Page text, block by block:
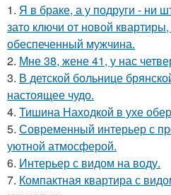
1. Я в браке, а у подруги - ни
зато ключи от новой
обеспеченный мужчина.
2. Мне 38, жене 41, у нас
3. В детской больнице
настоящее чудо.
4. Тишина Находкой в ухе
5. Современный интерьер с
уютной атмосферой.
6. Интерьер с видом на воду.
7. Компактная квартира с